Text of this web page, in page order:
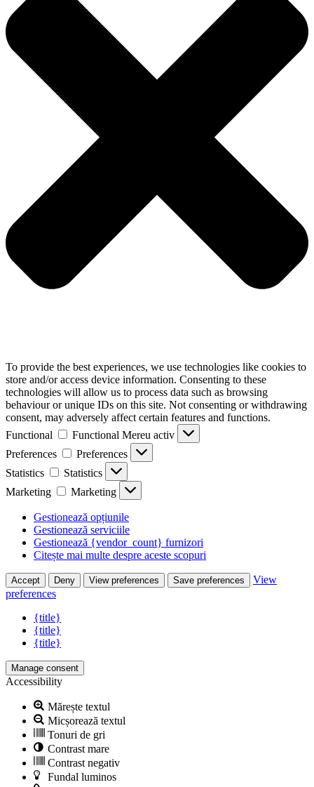
To provide the best experiences, we use technologies like cookies to
store and/or access device information. Consenting to these
technologies will allow us to process data such as browsing
behaviour or unique IDs on this site. Not consenting or withdrawing
consent, may adversely affect certain features and functions.
Functional
Functional Mereu activ
Preferences
Preferences
Statistics
Statistics
Marketing
Marketing
Gestionează opțiunile
Gestionează serviciile
Gestionează {vendor_count} furnizori
Citește mai multe despre aceste scopuri
Accept Deny View preferences Save preferences
View
preferences
{title}
{title}
{title}
Manage consent
Accessibility
Mărește textul
Micșorează textul
Tonuri de gri
Contrast mare
Contrast negativ
Fundal luminos